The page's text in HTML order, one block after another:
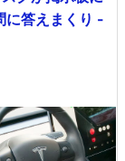
に答えまくり -